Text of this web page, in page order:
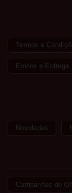
Termos e
Envios e Entrega
Novidades
Campanhas de